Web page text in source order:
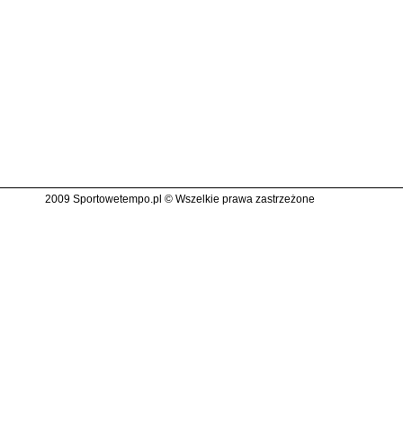
2009 Sportowetempo.pl © Wszelkie prawa zastrzeżone